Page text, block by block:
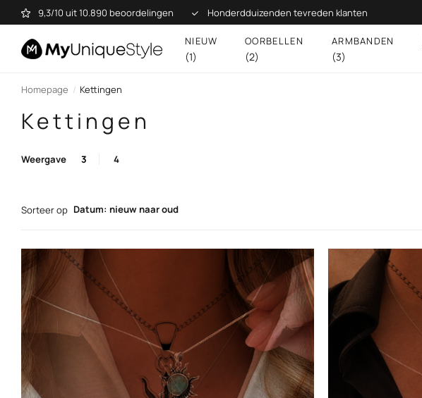
9,3/10 uit 10.890 beoordelingen Honderdduizenden tevreden klanten
NIEUW
(1)
OORBELLEN
(2)
ARMBANDEN
(3)
Homepage Kettingen
Kettingen
Weergave 3
4
Sorteer op Datum: nieuw naar oud